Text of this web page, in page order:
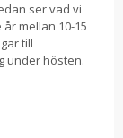
ser vad vi
mellan 10-15
till
under hösten.